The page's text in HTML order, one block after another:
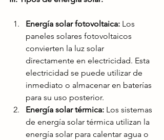
Energía solar fotovoltaica: Los
paneles solares fotovoltaicos
convierten la luz solar
directamente en electricidad. Esta
electricidad se puede utilizar de
inmediato o almacenar en baterías
para su uso posterior.
Energía solar térmica: Los sistemas
de energía solar térmica utilizan la
energía solar para calentar agua o